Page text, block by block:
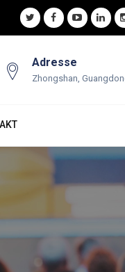
Adresse
Zhongshan,